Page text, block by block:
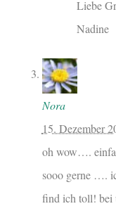
Liebe
Nadine
Nora
15. Dezember
oh wow….
sooo gerne ….
find ich toll! bei